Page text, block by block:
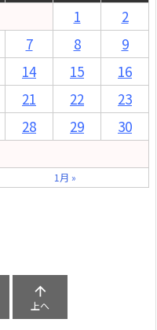
1
2
7 8
9
14 15
16
21 22
23
28 29
30
1月 »

上へ